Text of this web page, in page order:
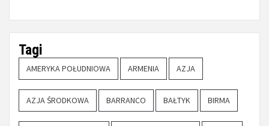
Tagi
AMERYKA POŁUDNIOWA ARMENIA AZJA
AZJA ŚRODKOWA BARRANCO BAŁTYK BIRMA